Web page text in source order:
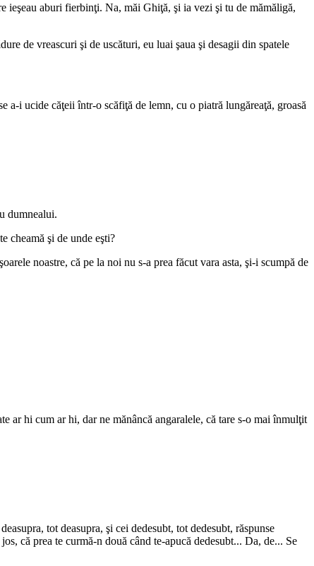
aburi fierbinţi. Na, măi Ghiţă, şi ia vezi şi tu de mămăligă,
de vreascuri şi de uscături, eu luai şaua şi desagii din spatele
a-i ucide căţeii într-o scăfiţă de lemn, cu o piatră lungăreaţă, groasă
dumnealui.
cheamă şi de unde eşti?
noastre, că pe la noi nu s-a prea făcut vara asta, şi-i scumpă de
ar hi cum ar hi, dar ne mănâncă angaralele, că tare s-o mai înmulţit
tot deasupra, şi cei dedesubt, tot dedesubt, răspunse
că prea te curmă-n două când te-apucă dedesubt... Da, de... Se